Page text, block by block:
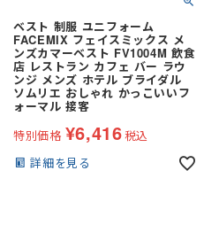
ベスト 制服 ユニフォーム
FACEMIX フェイスミックス メ
ンズカマーベスト FV1004M 飲食
店 レストラン カフェ バー ラウ
ンジ メンズ ホテル ブライダル
ソムリエ おしゃれ かっこいいフ
ォーマル 接客
特別価格 ¥6,416税込
詳細を見る